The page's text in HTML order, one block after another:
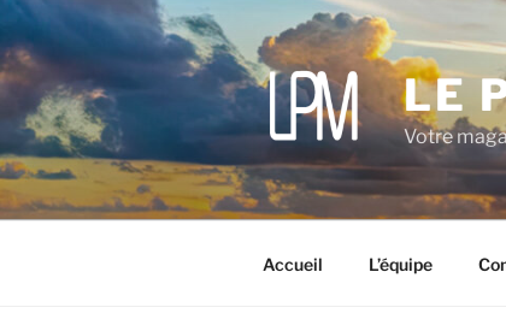
Aller
au
contenu
principal
LE
Votre
Accueil L’équipe